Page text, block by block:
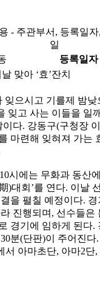
- 주관부서, 등록일
일
등록일자
맞아 ‘효’잔치
잊으시고 기를제 밤
잊고 사는 이들을 일
이다. 강동구(구청장
마련해 잊혀져 가는
시에는 무화과 동산
)대회’를 연다. 이날
을 펼칠 예정이다.
진행되며, 선수들은
경기에 임하게 된다.
분(단판)이 주어진다
서 아마초단, 아마2단